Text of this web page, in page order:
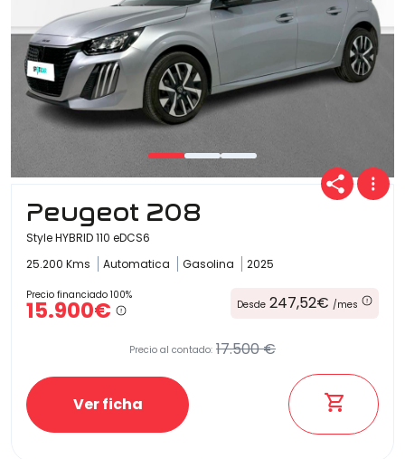
Peugeot 208
Style HYBRID 110 eDCS6
25.200 Kms
Automatica Gasolina 2025
Precio financiado 100%
15.900€ Desde 247,52€ /mes
Precio al contado: 17.500 €
Ver ficha